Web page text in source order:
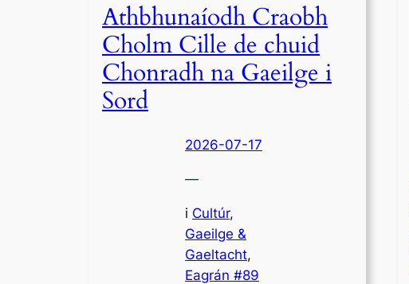
Athbhunaíodh Craobh
Cholm Cille de chuid
Chonradh na Gaeilge i
Sord
2026-07-17
—
i Cultúr
Gaeilge &
Gaeltacht,
Eagrán #89